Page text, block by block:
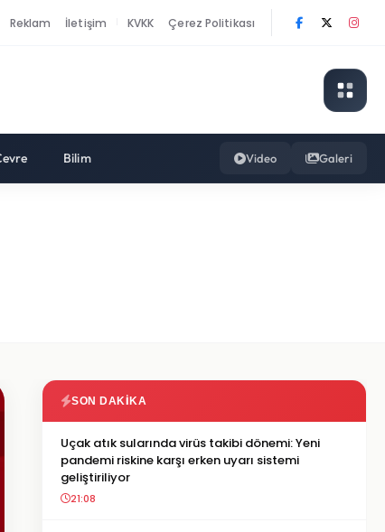
Reklam İletişim KVKK Çerez Politikası
Bilim Video Galeri
SON DAKIKA
Uçak atık sularında virüs takibi dönemi: Yeni
pandemi riskine karşı erken uyarı sistemi
geliştiriliyor
21:08